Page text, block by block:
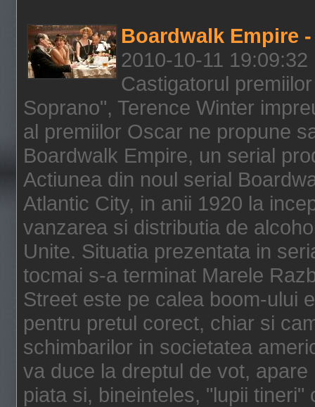
Boardwalk Empire
2010-10-11 19:09:32
Castigatorul
Soprano", Terence Winter
al premiilor Oscar ne propune
Boardwalk Empire, un serial
Actiunea din noul serial
Atlantic City, in anii 1920 la
vanzarea si distributia de
Unite. Situatia prezentata in
tocmai s-a terminat Marele
Street este pe calea boom-ului
pentru pretul corect, chiar si
schimbarilor in societatea
va duce la dreptul de vot,
piata si, bineinteles, "lupii